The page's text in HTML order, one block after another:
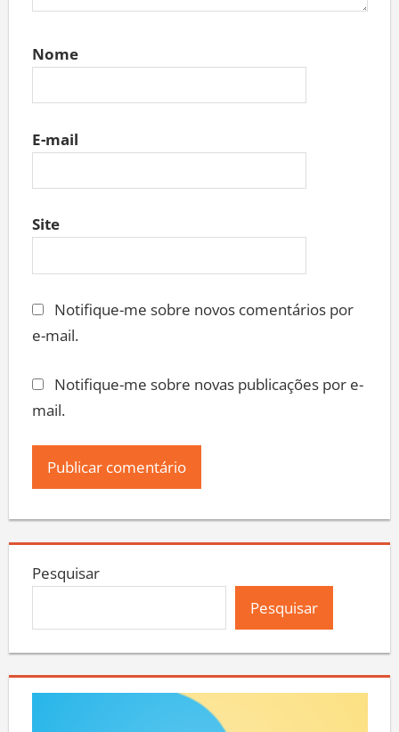
Nome
E-mail
Site
Notifique-me sobre novos comentários por
e-mail.
Notifique-me sobre novas publicações por e-
mail.
Pesquisar
Pesquisar